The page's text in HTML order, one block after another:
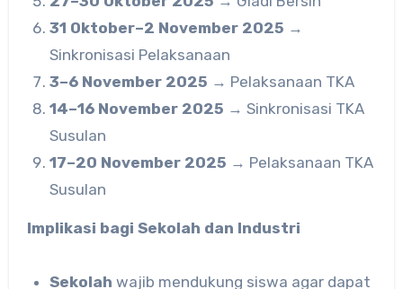
31 Oktober–2 November 2025 →
Sinkronisasi Pelaksanaan
3–6 November 2025 → Pelaksanaan TKA
14–16 November 2025 → Sinkronisasi TKA
Susulan
17–20 November 2025 → Pelaksanaan TKA
Susulan
Implikasi bagi Sekolah dan Industri
Sekolah wajib mendukung siswa agar dapat